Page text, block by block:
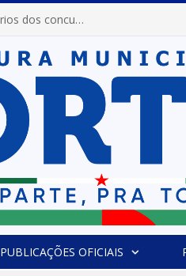
Prefeitura de Portel prorroga inscrições e altera horários dos concursos “Musa” e “Miss Mix Verão 2026”
PUBLICAÇÕES OFICIAIS